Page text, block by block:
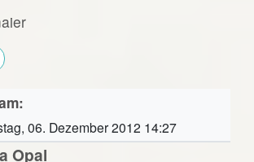
06. Dezember 2012 14:27
Opal